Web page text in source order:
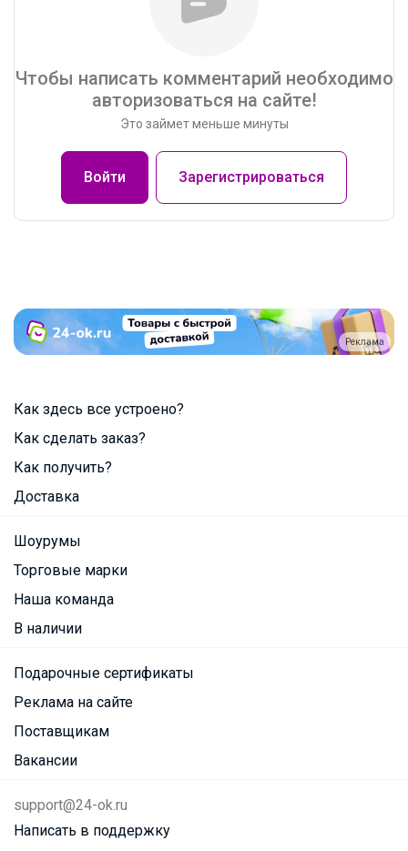
Чтобы написать комментарий необходимо
авторизоваться на сайте!
Это займет меньше минуты
Войти Зарегистрироваться
Реклама
Как здесь все устроено?
Как сделать заказ?
Как получить?
Доставка
Шоурумы
Торговые марки
Наша команда
В наличии
Подарочные сертификаты
Реклама на сайте
Поставщикам
Вакансии
support@24-ok.ru
Написать в поддержку